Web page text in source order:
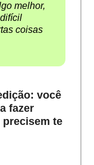
melhor,
coisas
você
fazer
te